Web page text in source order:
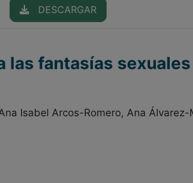
DESCARGAR
las fantasías
Isabel Arcos-Romero, Ana